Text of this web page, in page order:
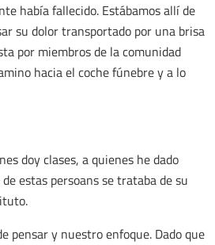
había fallecido. Estábamos allí de
su dolor transportado por una brisa
por miembros de la comunidad
hacia el coche fúnebre y a lo
doy clases, a quienes he dado
estas persoans se trataba de su
pensar y nuestro enfoque. Dado que